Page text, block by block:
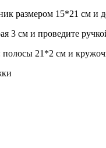
размером 15*21 см и
3 см и проведите
полосы 21*2 см и